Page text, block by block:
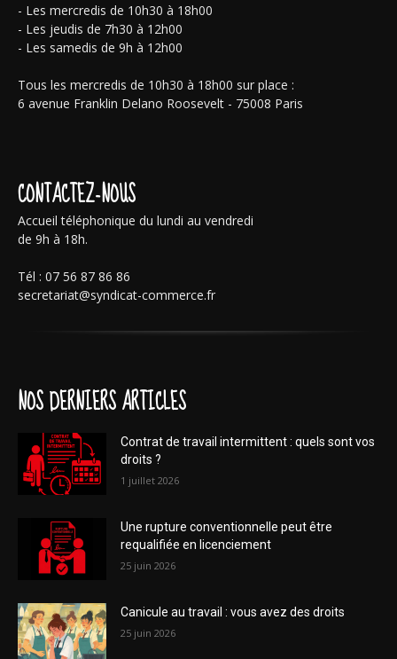
- Les mercredis de 10h30 à 18h00
- Les jeudis de 7h30 à 12h00
- Les samedis de 9h à 12h00
Tous les mercredis de 10h30 à 18h00 sur place :
6 avenue Franklin Delano Roosevelt - 75008 Paris
CONTACTEZ-NOUS
Accueil téléphonique du lundi au vendredi
de 9h à 18h.
Tél : 07 56 87 86 86
secretariat@syndicat-commerce.fr
NOS DERNIERS ARTICLES
Contrat de travail intermittent : quels sont vos
droits ?
1 juillet 2026
Une rupture conventionnelle peut être
requalifiée en licenciement
25 juin 2026
Canicule au travail : vous avez des droits
25 juin 2026